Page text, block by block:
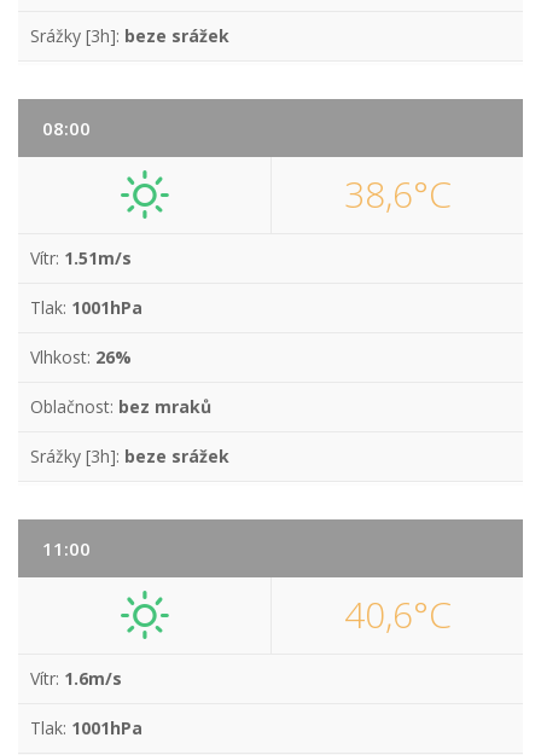
Srážky [3h]: beze srážek
08:00
38,6°C
Vítr: 1.51m/s
Tlak: 1001hPa
Vlhkost: 26%
Oblačnost: bez mraků
Srážky [3h]: beze srážek
11:00
40,6°C
Vítr: 1.6m/s
Tlak: 1001hPa